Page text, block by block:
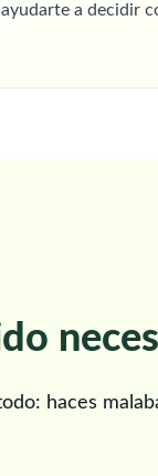
ayudarte a decidir
haces